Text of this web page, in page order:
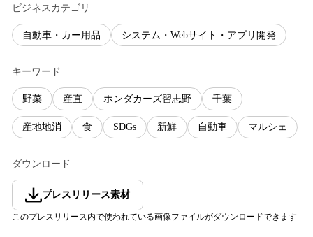
ビジネスカテゴリ
自動車・カー用品 システム・Webサイト・アプリ開発
キーワード
野菜 産直 ホンダカーズ習志野 千葉
産地地消 食 SDGs 新鮮 自動車 マルシェ
ダウンロード
プレスリリース素材
このプレスリリース内で使われている画像ファイルがダウンロードできます